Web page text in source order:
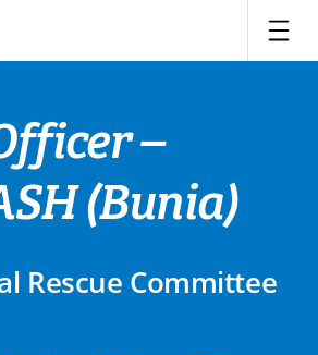
–
(Bunia)
Rescue Committee